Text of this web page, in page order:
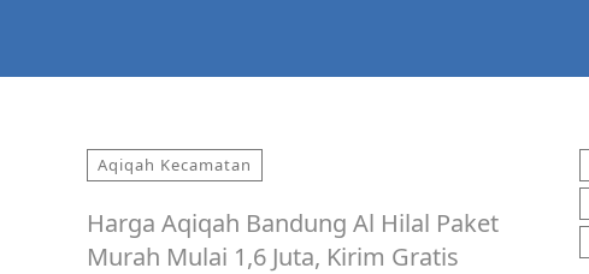
Aqiqah Kecamatan
Harga Aqiqah Bandung Al Hilal Paket
Murah Mulai 1,6 Juta, Kirim Gratis